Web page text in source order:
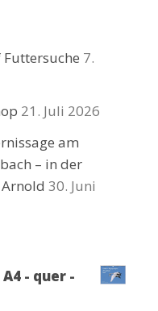
7.
21. Juli 2026
am
– in der
30. Juni
- quer -